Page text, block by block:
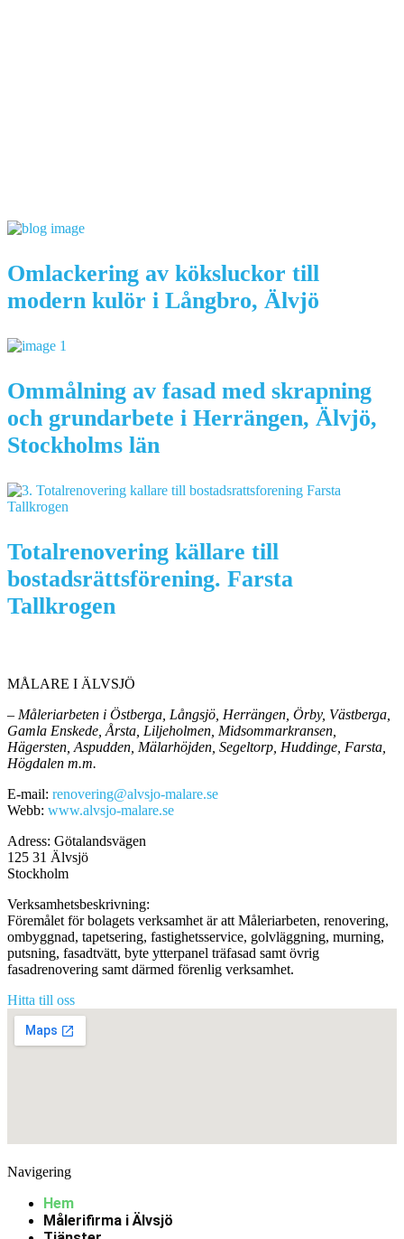
Omlackering av köksluckor till
modern kulör i Långbro, Älvjö
Ommålning av fasad med skrapning
och grundarbete i Herrängen, Älvjö,
Stockholms län
Totalrenovering källare till
bostadsrättsförening. Farsta
Tallkrogen
MÅLARE I ÄLVSJÖ
– Måleriarbeten i Östberga, Långsjö, Herrängen, Örby, Västberga,
Gamla Enskede, Årsta, Liljeholmen, Midsommarkransen,
Hägersten, Aspudden, Mälarhöjden, Segeltorp, Huddinge, Farsta,
Högdalen m.m.
E-mail: renovering@alvsjo-malare.se
Webb: www.alvsjo-malare.se
Adress: Götalandsvägen
125 31 Älvsjö
Stockholm
Verksamhetsbeskrivning:
Föremålet för bolagets verksamhet är att Måleriarbeten, renovering,
ombyggnad, tapetsering, fastighetsservice, golvläggning, murning,
putsning, fasadtvätt, byte ytterpanel träfasad samt övrig
fasadrenovering samt därmed förenlig verksamhet.
Hitta till oss
Navigering
Hem
Målerifirma i Älvsjö